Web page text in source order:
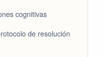
cognitivas
de resolución